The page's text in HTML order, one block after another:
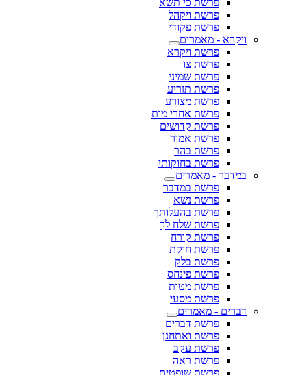
פרשת כי תשא
פרשת ויקהל
פרשת פקודי
ויקרא - מאמרים
פרשת ויקרא
פרשת צו
פרשת שמיני
פרשת תזריע
פרשת מצורע
פרשת אחרי מות
פרשת קדושים
פרשת אמור
פרשת בהר
פרשת בחוקותי
במדבר - מאמרים
פרשת במדבר
פרשת נשא
פרשת בהעלותך
פרשת שלח לך
פרשת קורח
פרשת חוקת
פרשת בלק
פרשת פינחס
פרשת מטות
פרשת מסעי
דברים - מאמרים
פרשת דברים
פרשת ואתחנן
פרשת עקב
פרשת ראה